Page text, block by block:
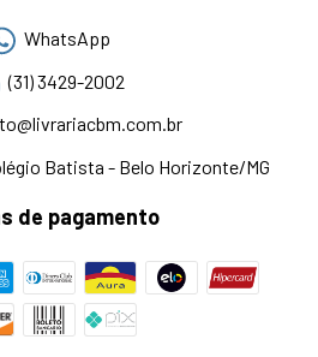
WhatsApp
(31) 3429-2002
Batista - Belo Horizonte/MG
de pagamento